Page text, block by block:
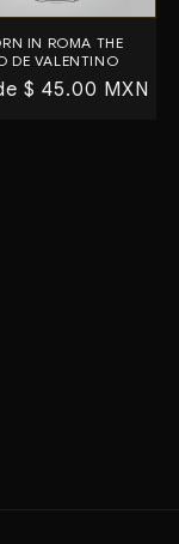
IN ROMA THE
DE VALENTINO
$ 45.00 MXN